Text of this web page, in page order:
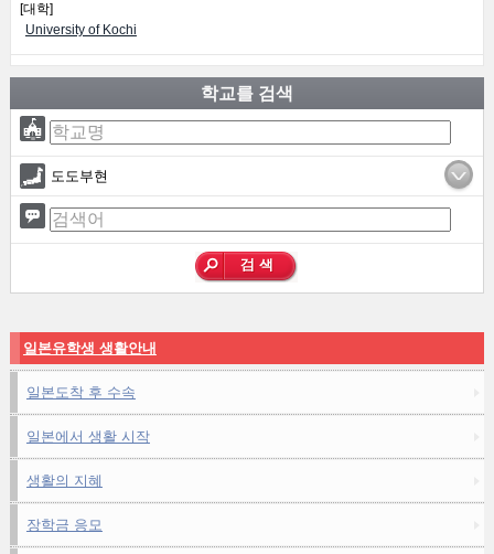
[대학]
University of Kochi
학교를 검색
도도부현
일본유학생 생활안내
일본도착 후 수속
일본에서 생활 시작
생활의 지혜
장학금 응모